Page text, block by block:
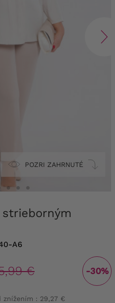
POZRI ZAHRNUTÉ
A6
€ -30%
znížením : 29,27 €